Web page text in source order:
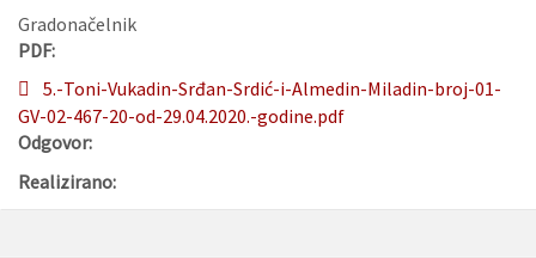
Gradonačelnik
PDF:
5.-Toni-Vukadin-Srđan-Srdić-i-Almedin-Miladin-broj-01-
GV-02-467-20-od-29.04.2020.-godine.pdf
Odgovor:
Realizirano: